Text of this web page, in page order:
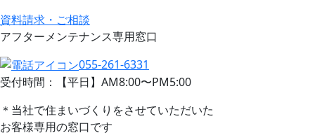
資料請求・ご相談
アフターメンテナンス専用窓口
055-261-6331
受付時間：【平日】AM8:00〜PM5:00
＊当社で住まいづくりをさせていただいた
お客様専用の窓口です